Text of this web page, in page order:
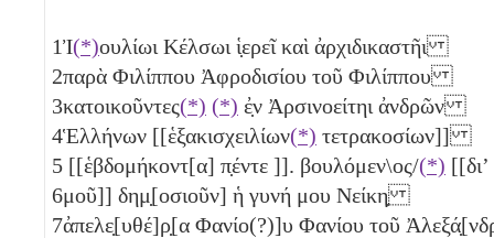
1Ἰ(*)ουλίωι Κέλσωι ἱ̣ερεῖ καὶ ἀρχιδικαστῆι
2παρὰ Φιλίππου Ἀφροδισίου τοῦ Φιλίππου
3κατοικοῦντες(*) (*) ἐ̣ν Ἀρσινοείτηι ἀνδρῶν
4Ἑλλήνων [[ἑξακισχειλίων(*) τετρακοσίων]]
5 [[ἑβδομήκοντ[α] π̣έντε ]]. βουλόμεν\ος/(*)
6μοῦ]] δημ̣[οσιοῦν] ἡ γυνή μου Νείκη̣
7ἀπελε̣[υθέ]ρ̣[α Φανίο(?)]υ Φανίου τοῦ